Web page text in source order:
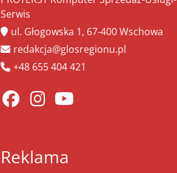
Serwis
ul. Głogowska 1, 67-400 Wschowa
redakcja@glosregionu.pl
+48 655 404 421
Reklama